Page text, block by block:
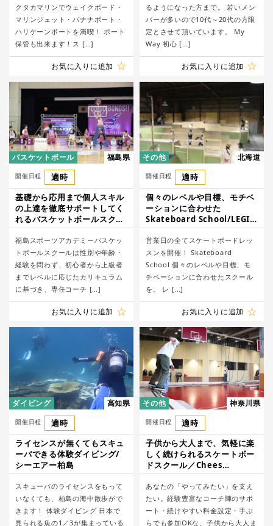
クタカマリンでウェイクボード・
マリンジェット・バナナボート・
ハリケーンボートを満喫！ ボート
保管も出来ます！ス […]
お気に入りに追加
るようになった方まで。 若いメン
バーが多いので10代～20代の方限
定とさせて頂いています。 My
Way 初心 […]
お気に入りに追加
バスケットボール 福島県
開催日程
適時
基礎から応用まで個人スキル
の上達を徹底サポートしてく
れるバスケットボールスクー
ル/福島スポーツアカデミー
福島スポーツアカデミーバスケッ
トボールスクールは性別や年齢・
経験を問わず、初心者から上級者
までレベルに応じたカリキュラム
に基づき、専任コーチ […]
お気に入りに追加
その他 北海道
開催日程
適時
個々のレベルや目標、モチベ
ーションに合わせた
Skateboard School/LEGIT
SKATEPARK
営業日の全てスケートボードレッ
スンを開催！ Skateboard
School 個々のレベルや目標、モ
チベーションに合わせたスクール
を。 レ […]
お気に入りに追加
ダイビング 高知県
開催日程
適時
ライセンスが無くてもスキュ
ーバできる体験ダイビング/
シーエアー柏島
スキューバのライセンスをもって
いなくても、柏島の海中散歩がで
きます！ 体験ダイビング 日本で
見られる魚の1／3が集まっている
その他 神奈川県
開催日程
適時
子供から大人まで、気軽に楽
しく続けられるスケートボー
ドスクール／Chees
Skateboard School
あなたの「やってみたい」を支え
たい。経験豊富なコーチ陣のサポ
ート・続けやすい料金設定・手ぶ
らでも参加OKな、子供から大人ま